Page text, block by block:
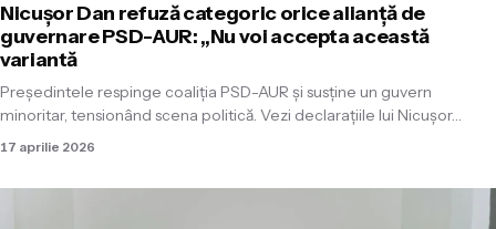
Nicușor Dan refuză categoric orice alianță de
guvernare PSD-AUR: „Nu voi accepta această
variantă
Președintele respinge coaliția PSD-AUR și susține un guvern
minoritar, tensionând scena politică. Vezi declarațiile lui Nicușor…
17 aprilie 2026